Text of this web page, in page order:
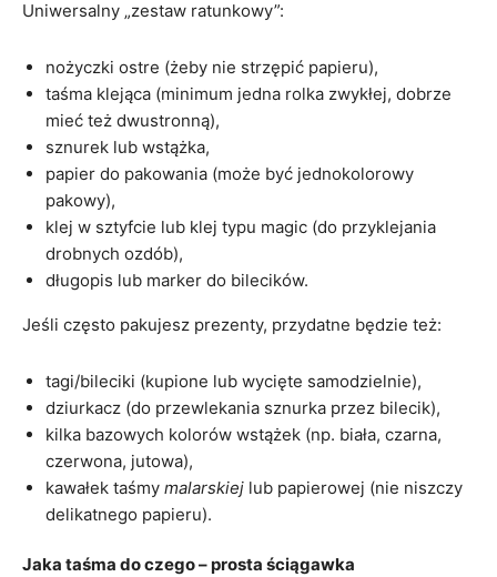
Uniwersalny „zestaw ratunkowy”:
nożyczki ostre (żeby nie strzępić papieru),
taśma klejąca (minimum jedna rolka zwykłej, dobrze
mieć też dwustronną),
sznurek lub wstążka,
papier do pakowania (może być jednokolorowy
pakowy),
klej w sztyfcie lub klej typu magic (do przyklejania
drobnych ozdób),
długopis lub marker do bilecików.
Jeśli często pakujesz prezenty, przydatne będzie też:
tagi/bileciki (kupione lub wycięte samodzielnie),
dziurkacz (do przewlekania sznurka przez bilecik),
kilka bazowych kolorów wstążek (np. biała, czarna,
czerwona, jutowa),
kawałek taśmy malarskiej lub papierowej (nie niszczy
delikatnego papieru).
Jaka taśma do czego – prosta ściągawka